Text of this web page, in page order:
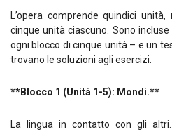
L’opera comprende quindici
cinque unità ciascuno. Sono
ogni blocco di cinque unità – e un
trovano le soluzioni agli esercizi.
**Blocco 1 (Unità 1-5): Mondi.**
La lingua in contatto con gli